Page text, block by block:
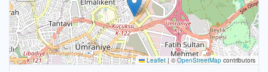
Leaflet | ©OpenStreetMap contributors